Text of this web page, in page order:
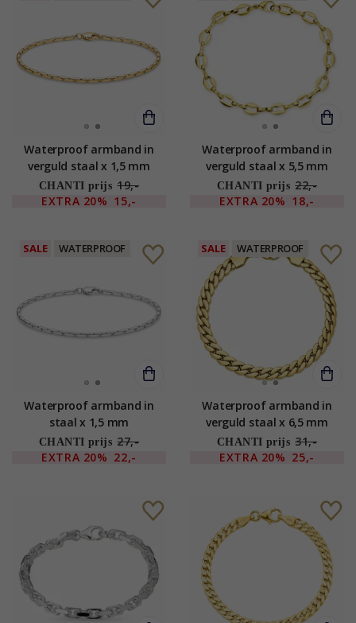
Waterproof armband in
verguld staal x 1,5 mm
CHANTI prijs 19,-
EXTRA 20% 15,-
Waterproof armband in
verguld staal x 5,5 mm
CHANTI prijs 22,-
EXTRA 20% 18,-
SALE WATERPROOF
Waterproof armband in
staal x 1,5 mm
CHANTI prijs 27,-
EXTRA 20% 22,-
SALE WATERPROOF
Waterproof armband in
verguld staal x 6,5 mm
CHANTI prijs 31,-
EXTRA 20% 25,-